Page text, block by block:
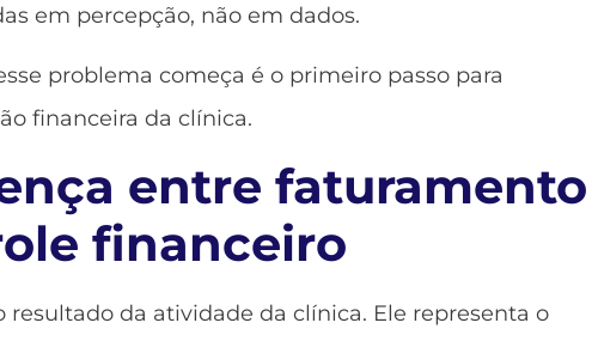
em percepção, não em dados.
problema começa é o primeiro passo para
financeira da clínica.
entre faturamento
financeiro
resultado da atividade da clínica. Ele representa o